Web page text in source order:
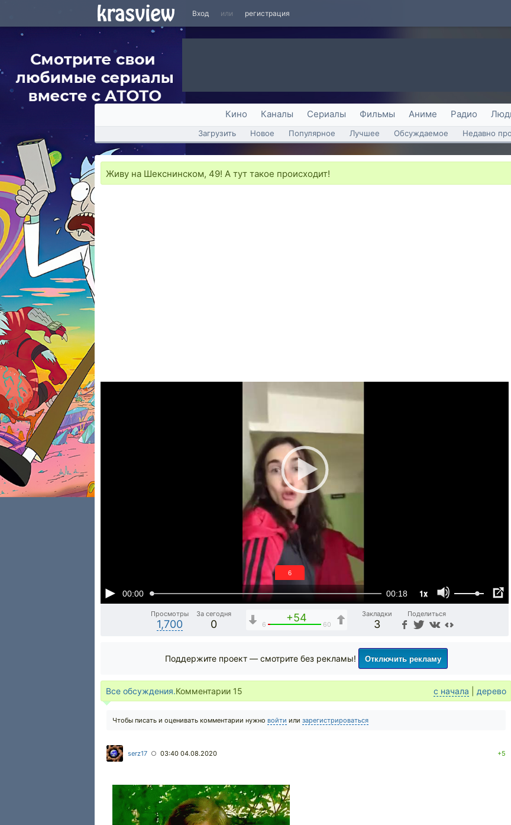
Вход или регистрация
Кино Каналы Сериалы Фильмы Аниме Радио
Загрузить Новое Популярное Лучшее Обсуждаемое Недавно
Живу на Шекснинском, 49! А тут такое происходит!
00:00 00:18 1x
5
Просмотры
1,700
За сегодня
0
+54
6 60
Закладки
3
Поделиться
Поддержите проект — смотрите без рекламы! Отключить рекламу
Все обсуждения.Комментарии 15 с начала дерево
Чтобы писать и оценивать комментарии нужно войти или зарегистрироваться
serz17 ○ 03:40 04.08.2020 +5